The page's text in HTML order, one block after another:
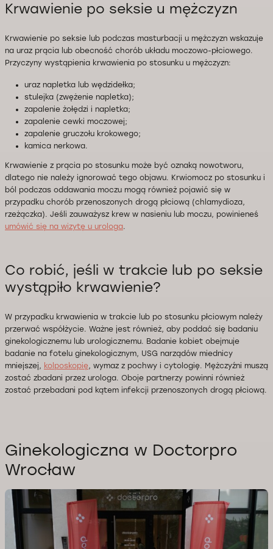
Krwawienie po seksie u mężczyzn
Krwawienie po seksie lub podczas masturbacji u mężczyzn wskazuje
na uraz prącia lub obecność chorób układu moczowo-płciowego.
Przyczyny wystąpienia krwawienia po stosunku u mężczyzn:
uraz napletka lub wędzidełka;
stulejka (zwężenie napletka);
zapalenie żołędzi i napletka;
zapalenie cewki moczowej;
zapalenie gruczołu krokowego;
kamica nerkowa.
Krwawienie z prącia po stosunku może być oznaką nowotworu,
dlatego nie należy ignorować tego objawu. Krwiomocz po stosunku i
ból podczas oddawania moczu mogą również pojawić się w
przypadku chorób przenoszonych drogą płciową (chlamydioza,
rzeżączka). Jeśli zauważysz krew w nasieniu lub moczu, powinieneś
umówić się na wizytę u urologa.
Co robić, jeśli w trakcie lub po seksie
wystąpiło krwawienie?
W przypadku krwawienia w trakcie lub po stosunku płciowym należy
przerwać współżycie. Ważne jest również, aby poddać się badaniu
ginekologicznemu lub urologicznemu. Badanie kobiet obejmuje
badanie na fotelu ginekologicznym, USG narządów miednicy
mniejszej, kolposkopię, wymaz z pochwy i cytologię. Mężczyźni muszą
zostać zbadani przez urologa. Oboje partnerzy powinni również
zostać przebadani pod kątem infekcji przenoszonych drogą płciową.
Ginekologiczna w Doctorpro
Wrocław